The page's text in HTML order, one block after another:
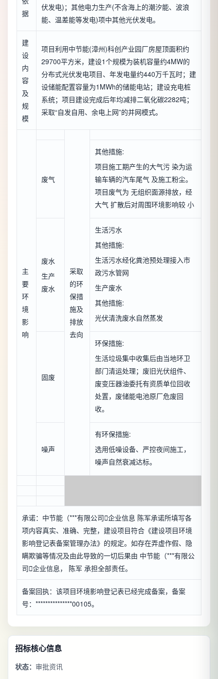
据
伏发电)；其他电力生产(不含海上的潮汐能、波浪
能、温差能等发电)项中其他光伏发电。
建
设
内
容
及
规
模
项目利用中节能(漳州)科创产业园厂房屋顶面积约
29700平方米，建设1个规模为装机容量约4MW的
分布式光伏发电项目、年发电量约440万千瓦时；建
设储能配置容量为1MWh的储能电站；建设充电桩
系统；项目建设完成后年均减排二氧化碳2282吨；
采取“自发自用、余电上网”的并网模式。
主
要
环
境
影
响
采取
的环
保措
施及
排放
去向
废气
其他措施:
项目施工期产生的大气污 染为运
输车辆的汽车尾气 及施工粉尘。
项目废气为 无组织面源排放，经
大气 扩散后对周围环境影响较 小
废水
生产
废水
生活污水
其他措施:
生活污水经化粪池预处理接入市
政污水管网
生产废水
其他措施:
光伏清洗废水自然蒸发
固废
环保措施:
生活垃圾集中收集后由当地环卫
部门清运处理；废旧光伏组件、
废变压器油委托有资质单位回收
处置，废储能电池原厂危废回
收。
噪声
有环保措施:
选用低噪设备、严控夜间施工，
噪声自然衰减达标。
承诺：中节能（***有限公司企业信息 陈军承诺所填写各
项内容真实、准确、完整，建设项目符合《建设项目环境
影响登记表备案管理办法》的规定。如存在弄虚作假、隐
瞒欺骗等情况及由此导致的一切后果由 中节能（***有限公
司企业信息， 陈军 承担全部责任。
备案回执：该项目环境影响登记表已经完成备案，备案
号：***************00105。
招标核心信息
状态： 审批资讯